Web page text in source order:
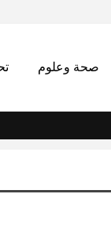
صحة وعلوم